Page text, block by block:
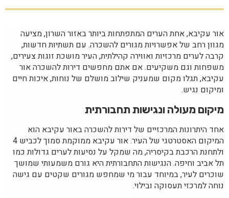
אור עקיבא, אחת הערים המתפתחות ביותר באזור השרון, מציעה
מגוון רחב של אפשרויות מגורים להשכרה. עם תשתיות חדשות,
קרבה לערים מרכזיות ואווירה קהילתית, העיר מושכת זוגות צעירים,
משפחות וגם משקיעים. אם אתם מחפשים דירות להשכרה אור
עקיבא, תגלו מקום שמעניק שילוב מושלם של נוחות, איכות חיים
ומיקום נגיש.
מיקום מעולה ונגישות תחבורתית
אחד היתרונות המרכזיים של דירות להשכרה באור עקיבא הוא
המיקום האסטרטגי של העיר. אור עקיבא ממוקמת סמוך לכביש 4
ולתחנת הרכבת בקיסריה, מה שמקל על נסיעות לערים גדולות כמו
תל אביב וחיפה. הנגישות התחבורתית היא גורם משמעותי שמושך
שוכרים לעיר, במיוחד עבור מי שמחפש מגורים שקטים עם גישה
נוחה למרכזי תעסוקה ובילוי.